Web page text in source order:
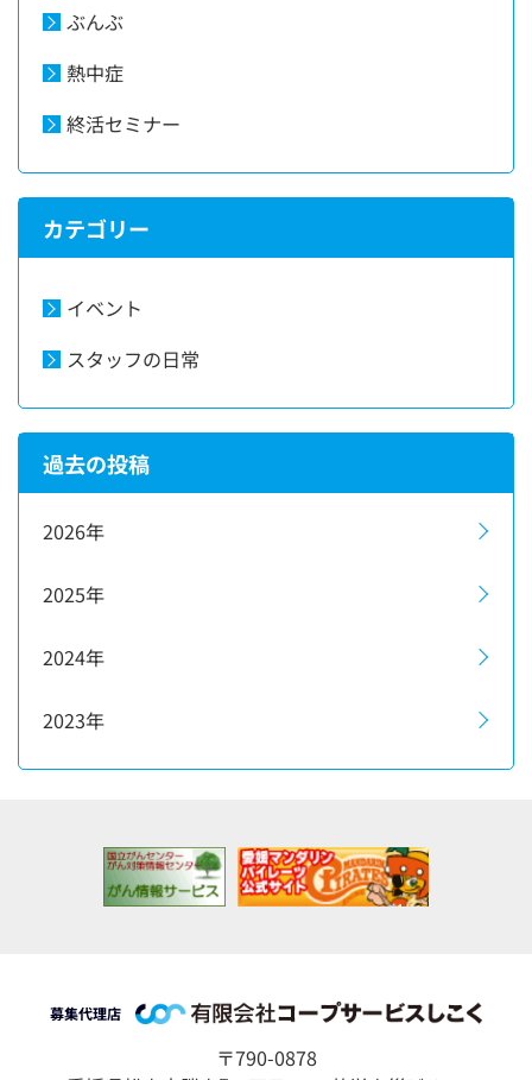
ぶんぶ
熱中症
終活セミナー
カテゴリー
イベント
スタッフの日常
過去の投稿
2026年
2025年
2024年
2023年
募集代理店
〒790-0878